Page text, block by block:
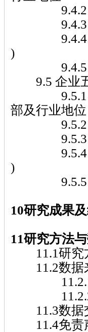
9.4.2 企
9.4.3 企
9.4.4 企业
)
9.4.5 企
9.5 企业
9.5.1 企业
部及行业地位
9.5.2 企
9.5.3 企
9.5.4 企业
)
9.5.5 企
10研究成果
11研究方法
11.1研究
11.2数据
11.2.1二
11.2.2
11.3数据
11.4免责